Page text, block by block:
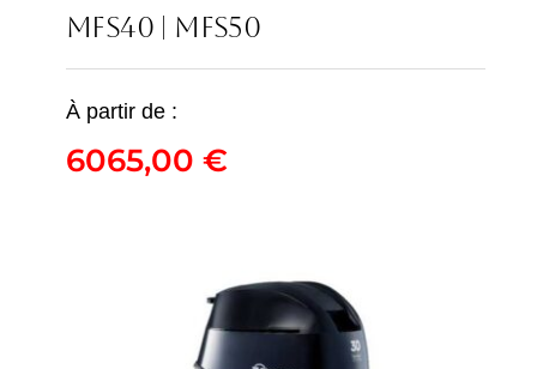
MFS40 | MFS50
MFS40 | MFS50
À partir de :
6065,00 €